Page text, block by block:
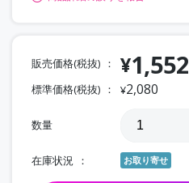
販売価格(税抜) ¥1,552
標準価格(税抜) ¥2,080
数量
在庫状況 お取り寄せ